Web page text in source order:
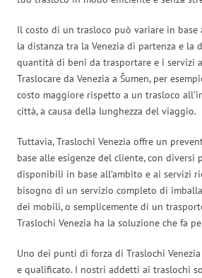
Il costo di un trasloco può variare in base
la distanza tra la Venezia di partenza e la
quantità di beni da trasportare e i servizi
Traslocare da Venezia a Šumen, per
costo maggiore rispetto a un trasloco
città, a causa della lunghezza del viaggio.
Tuttavia, Traslochi Venezia offre un
base alle esigenze del cliente, con diversi
disponibili in base all’ambito e ai servizi
bisogno di un servizio completo di
dei mobili, o semplicemente di un
Traslochi Venezia ha la soluzione che fa
Uno dei punti di forza di Traslochi
e qualificato. I nostri addetti ai traslochi